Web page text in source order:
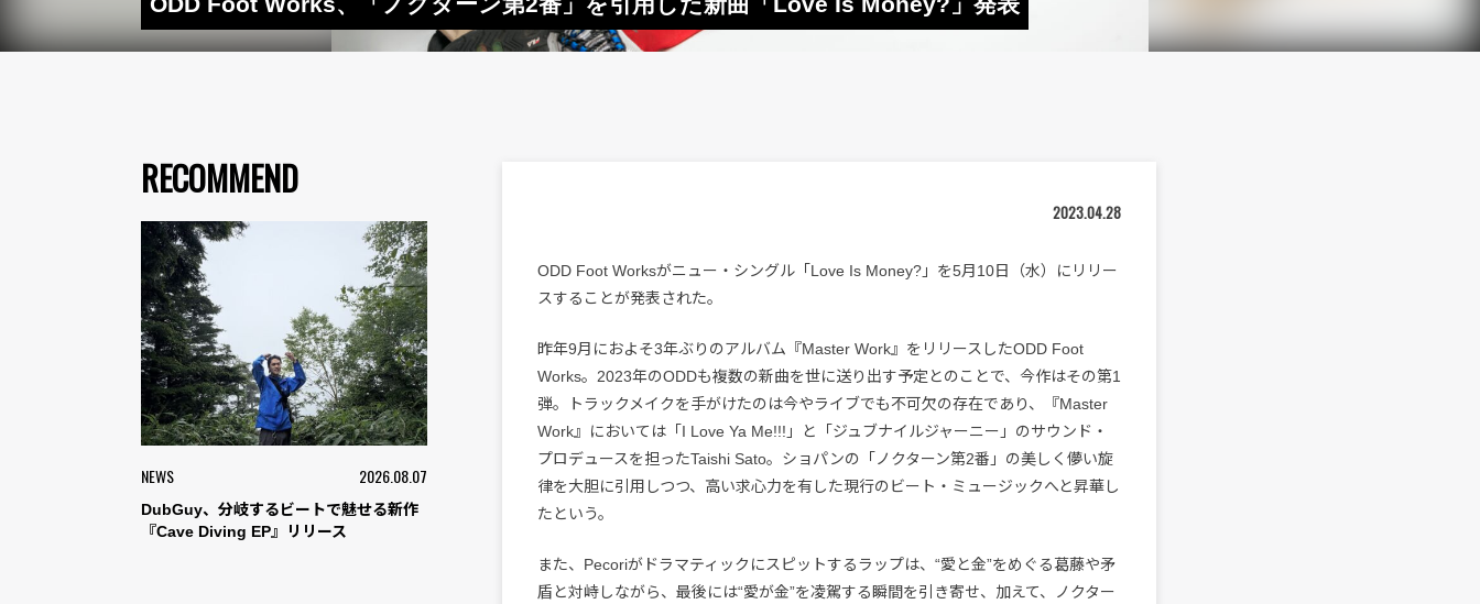
RECOMMEND
NEWS 2026.08.07
DubGuy、分岐するビートで魅せる新作
『Cave Diving EP』リリース
2023.04.28
ODD Foot Worksがニュー・シングル「Love Is Money?」を5月10日（水）にリリー
スすることが発表された。
昨年9月におよそ3年ぶりのアルバム『Master Work』をリリースしたODD Foot
Works。2023年のODDも複数の新曲を世に送り出す予定とのことで、今作はその第1
弾。トラックメイクを手がけたのは今やライブでも不可欠の存在であり、『Master
Work』においては「I Love Ya Me!!!」と「ジュブナイルジャーニー」のサウンド・
プロデュースを担ったTaishi Sato。ショパンの「ノクターン第2番」の美しく儚い旋
律を大胆に引用しつつ、高い求心力を有した現行のビート・ミュージックへと昇華し
たという。
また、Pecoriがドラマティックにスピットするラップは、“愛と金”をめぐる葛藤や矛
盾と対峙しながら、最後には“愛が金”を凌駕する瞬間を引き寄せ、加えて、ノクター